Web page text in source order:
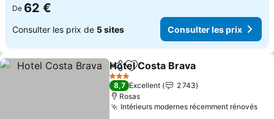
De 62 €
Consulter les prix de 5 sites Consulter les prix
PartagerAjouter à mes favoris
Hotel Costa Brava
3 Étoiles
8,7 Excellent
2 743
Rosas
Intérieurs modernes récemment rénovés